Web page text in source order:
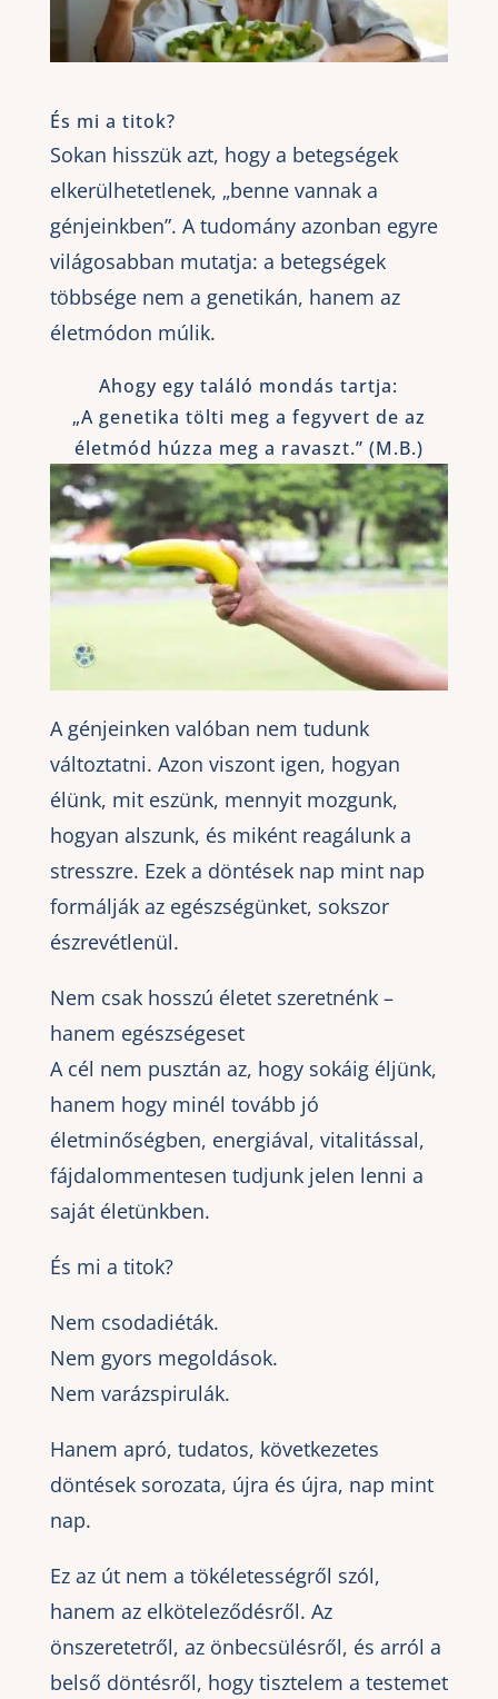
És mi a titok?
Sokan hisszük azt, hogy a betegségek
elkerülhetetlenek, „benne vannak a
génjeinkben”. A tudomány azonban egyre
világosabban mutatja: a betegségek
többsége nem a genetikán, hanem az
életmódon múlik.
Ahogy egy találó mondás tartja:
„A genetika tölti meg a fegyvert de az
életmód húzza meg a ravaszt.” (M.B.)
A génjeinken valóban nem tudunk
változtatni. Azon viszont igen, hogyan
élünk, mit eszünk, mennyit mozgunk,
hogyan alszunk, és miként reagálunk a
stresszre. Ezek a döntések nap mint nap
formálják az egészségünket, sokszor
észrevétlenül.
Nem csak hosszú életet szeretnénk –
hanem egészségeset
A cél nem pusztán az, hogy sokáig éljünk,
hanem hogy minél tovább jó
életminőségben, energiával, vitalitással,
fájdalommentesen tudjunk jelen lenni a
saját életünkben.
És mi a titok?
Nem csodadiéták.
Nem gyors megoldások.
Nem varázspirulák.
Hanem apró, tudatos, következetes
döntések sorozata, újra és újra, nap mint
nap.
Ez az út nem a tökéletességről szól,
hanem az elköteleződésről. Az
önszeretetről, az önbecsülésről, és arról a
belső döntésről, hogy tisztelem a testemet